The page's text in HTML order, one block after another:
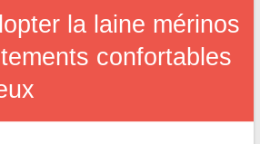
la laine mérinos
confortables